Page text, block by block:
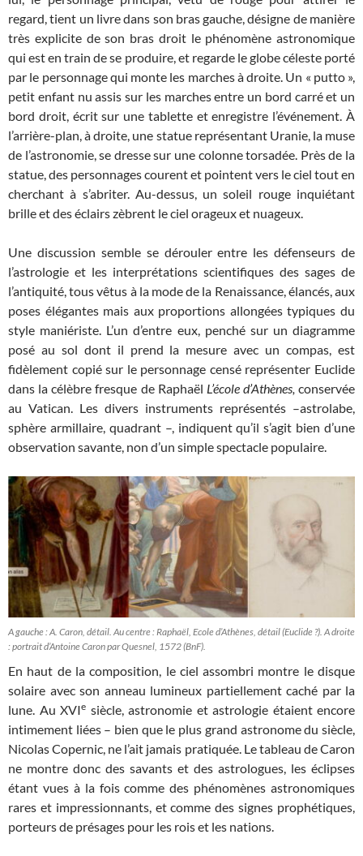
regard, tient un livre dans son bras gauche, désigne de manière
très explicite de son bras droit le phénomène astronomique
qui est en train de se produire, et regarde le globe céleste porté
par le personnage qui monte les marches à droite. Un « putto »,
petit enfant nu assis sur les marches entre un bord carré et un
bord droit, écrit sur une tablette et enregistre l’événement. À
l’arrière-plan, à droite, une statue représentant Uranie, la muse
de l’astronomie, se dresse sur une colonne torsadée. Près de la
statue, des personnages courent et pointent vers le ciel tout en
cherchant à s’abriter. Au-dessus, un soleil rouge inquiétant
brille et des éclairs zèbrent le ciel orageux et nuageux.
Une discussion semble se dérouler entre les défenseurs de
l’astrologie et les interprétations scientifiques des sages de
l’antiquité, tous vêtus à la mode de la Renaissance, élancés, aux
poses élégantes mais aux proportions allongées typiques du
style maniériste. L’un d’entre eux, penché sur un diagramme
posé au sol dont il prend la mesure avec un compas, est
fidèlement copié sur le personnage censé représenter Euclide
dans la célèbre fresque de Raphaël L’école d’Athènes, conservée
au Vatican. Les divers instruments représentés –astrolabe,
sphère armillaire, quadrant –, indiquent qu’il s’agit bien d’une
observation savante, non d’un simple spectacle populaire.
A gauche : A. Caron, détail. Au centre : Raphaël, Ecole d’Athènes, détail (Euclide ?). A droite
: portrait d’Antoine Caron par Quesnel, 1572 (BnF).
En haut de la composition, le ciel assombri montre le disque
solaire avec son anneau lumineux partiellement caché par la
lune. Au XVIe siècle, astronomie et astrologie étaient encore
intimement liées – bien que le plus grand astronome du siècle,
Nicolas Copernic, ne l’ait jamais pratiquée. Le tableau de Caron
ne montre donc des savants et des astrologues, les éclipses
étant vues à la fois comme des phénomènes astronomiques
rares et impressionnants, et comme des signes prophétiques,
porteurs de présages pour les rois et les nations.